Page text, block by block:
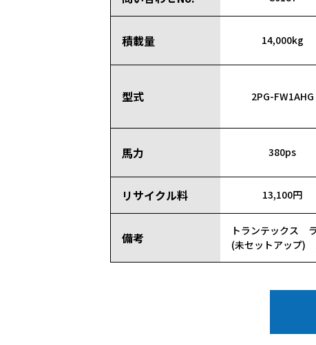
積載量 14,000kg
型式 2PG-FW1AHG
馬力 380ps
リサイクル料 13,100円
備考
トランテックス
(未セットアップ